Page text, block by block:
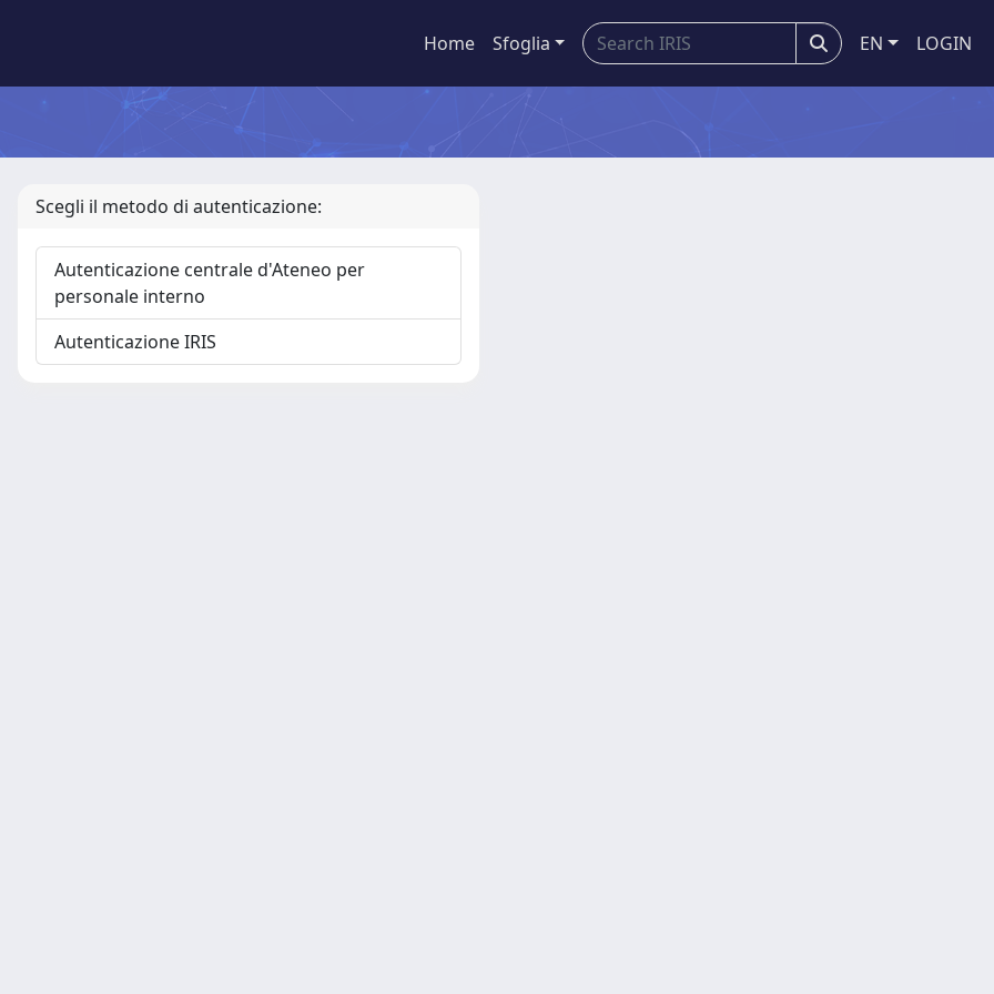
Home Sfoglia EN LOGIN
Scegli il metodo di autenticazione:
Autenticazione centrale d'Ateneo per
personale interno
Autenticazione IRIS